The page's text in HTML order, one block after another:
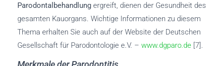
Parodontalbehandlung ergreift, dienen der Gesundheit des
gesamten Kauorgans. Wichtige Informationen zu diesem
Thema erhalten Sie auch auf der Website der Deutschen
Gesellschaft für Parodontologie e.V. – www.dgparo.de [7].